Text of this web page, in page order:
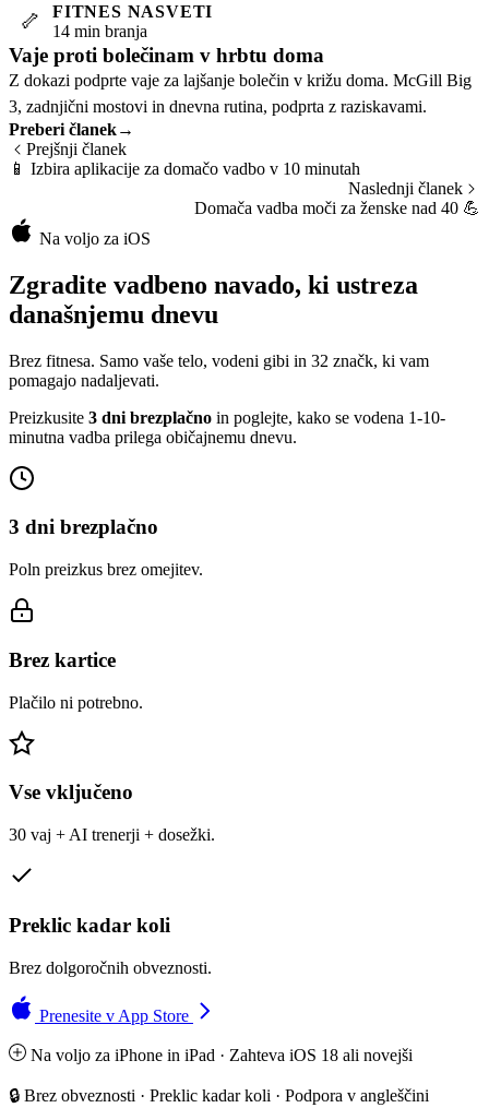
🦴
FITNES NASVETI
14 min branja
Vaje proti bolečinam v hrbtu doma
Z dokazi podprte vaje za lajšanje bolečin v križu doma. McGill Big
3, zadnjični mostovi in ​​dnevna rutina, podprta z raziskavami.
Preberi članek→
Prejšnji članek
📱 Izbira aplikacije za domačo vadbo v 10 minutah
Naslednji članek
Domača vadba moči za ženske nad 40 💪
Na voljo za iOS
Zgradite vadbeno navado, ki ustreza
današnjemu dnevu
Brez fitnesa. Samo vaše telo, vodeni gibi in 32 značk, ki vam
pomagajo nadaljevati.
Preizkusite 3 dni brezplačno in poglejte, kako se vodena 1-10-
minutna vadba prilega običajnemu dnevu.
3 dni brezplačno
Poln preizkus brez omejitev.
Brez kartice
Plačilo ni potrebno.
Vse vključeno
30 vaj + AI trenerji + dosežki.
Preklic kadar koli
Brez dolgoročnih obveznosti.
Prenesite v App Store
Na voljo za iPhone in iPad · Zahteva iOS 18 ali novejši
🔒 Brez obveznosti · Preklic kadar koli · Podpora v angleščini